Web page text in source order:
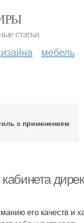
статьи
мебель
с применением
его качеств и